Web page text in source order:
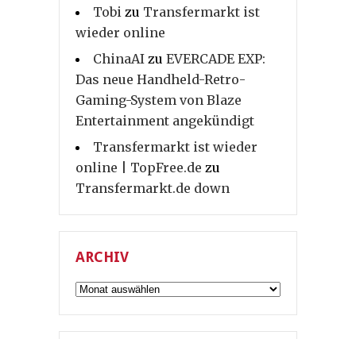
Tobi zu Transfermarkt ist
wieder online
ChinaAI zu EVERCADE EXP:
Das neue Handheld-Retro-
Gaming-System von Blaze
Entertainment angekündigt
Transfermarkt ist wieder
online | TopFree.de zu
Transfermarkt.de down
ARCHIV
Archiv